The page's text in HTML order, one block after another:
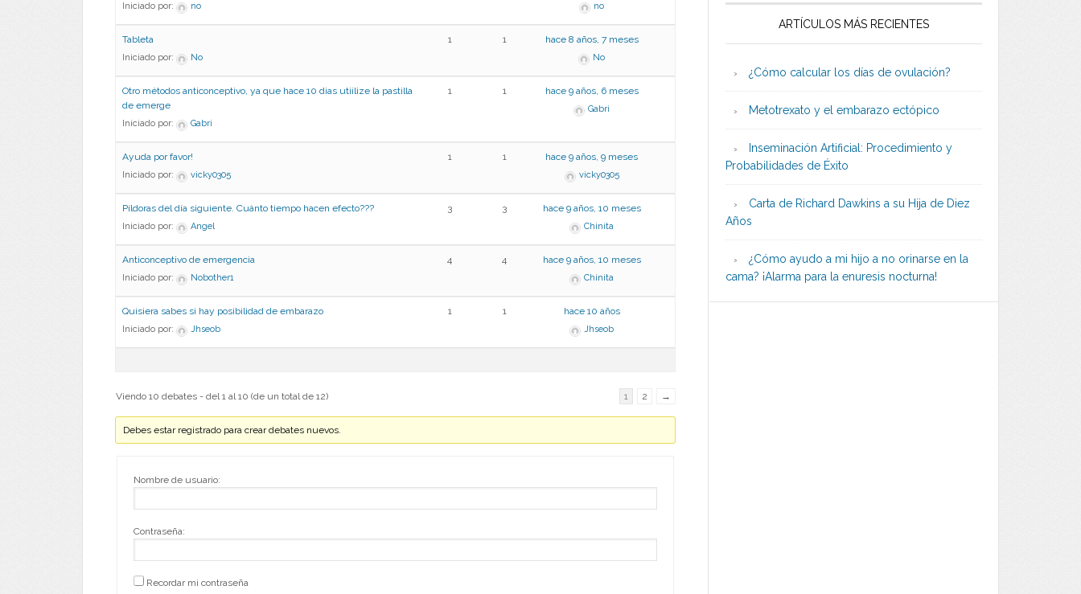
Iniciado por: no no
Tableta
Iniciado por: No
1 1 hace 8 años, 7 meses
No
Otro métodos anticonceptivo, ya que hace 10 dias utiilize la pastilla
de emerge
Iniciado por: Gabri
1 1 hace 9 años, 6 meses
Gabri
Ayuda por favor!
Iniciado por: vicky0305
1 1 hace 9 años, 9 meses
vicky0305
Píldoras del día siguiente. Cuánto tiempo hacen efecto???
Iniciado por: Angel
3 3 hace 9 años, 10 meses
Chinita
Anticonceptivo de emergencia
Iniciado por: Nobother1
4 4 hace 9 años, 10 meses
Chinita
Quisiera sabes si hay posibilidad de embarazo
Iniciado por: Jhseob
1 1 hace 10 años
Jhseob
Viendo 10 debates - del 1 al 10 (de un total de 12) 1 2 →
Debes estar registrado para crear debates nuevos.
Nombre de usuario:
Contraseña:
Recordar mi contraseña
ARTÍCULOS MÁS RECIENTES
¿Cómo calcular los días de ovulación?
Metotrexato y el embarazo ectópico
Inseminación Artificial: Procedimiento y
Probabilidades de Éxito
Carta de Richard Dawkins a su Hija de Diez
Años
¿Cómo ayudo a mi hijo a no orinarse en la
cama? ¡Alarma para la enuresis nocturna!